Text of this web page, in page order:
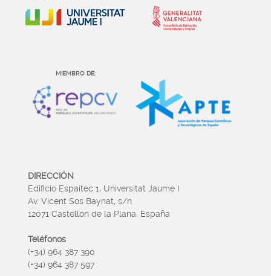
MIEMBRO DE:
DIRECCIÓN
Edificio Espaitec 1, Universitat Jaume I
Av. Vicent Sos Baynat, s/n
12071 Castellón de la Plana, España
Teléfonos
(+34) 964 387 390
(+34) 964 387 597